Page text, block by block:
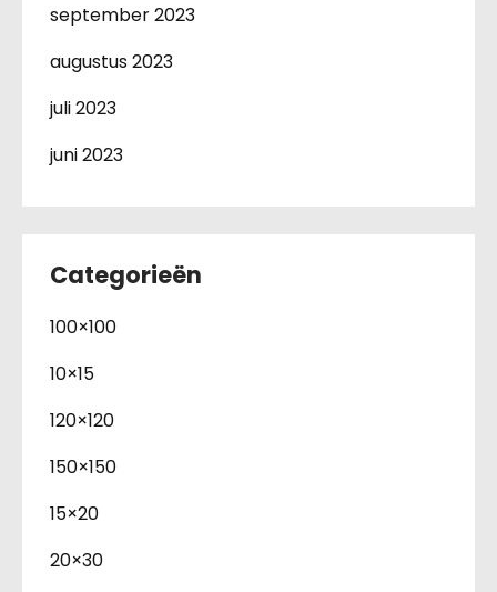
september 2023
augustus 2023
juli 2023
juni 2023
Categorieën
100×100
10×15
120×120
150×150
15×20
20×30